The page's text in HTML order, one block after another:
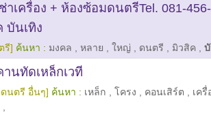
าเครื่อง + ห้องซ้อมดนตรีTel. 081-
บันเทิง
รี] ค้นหา : มงคล หลาย ใหญ่ ดนตรี มิวสิค
นทัดเหล็กเวที
ดนตรี อื่นๆ] ค้นหา : เหล็ก โครง คอนเสิร์ต
เครื่